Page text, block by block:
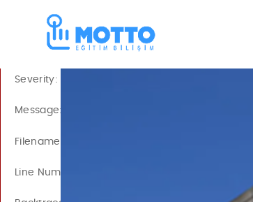
A PHP Error was encountered
Severity: Warning
Message: mysqli::real_connect(): Headers
Filename: mysqli/mysqli_driver.php
Line Number: 201